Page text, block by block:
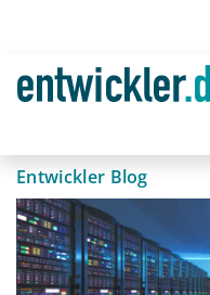
Entwickler Blog